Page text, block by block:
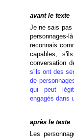
avant le texte
Je ne sais pas
reconnais
capables,
conversation
s'ils ont des
de
qui peut
engagés dans
après le texte
Les